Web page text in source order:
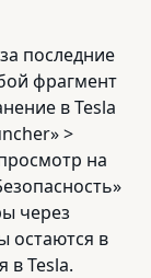
последние
фрагмент
в Tesla
>
на
через
остаются в
в Tesla.